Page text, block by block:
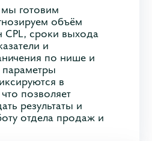
готовим
объём
сроки выхода
и
по нише и
в
позволяет
результаты и
отдела продаж и